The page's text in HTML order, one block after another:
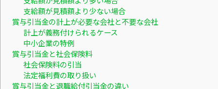
支給額が見積額より少ない場合
賞与引当金の計上が必要な会社と不要な会社
計上が義務付けられるケース
中小企業の特例
賞与引当金と社会保険料
社会保険料の引当
法定福利費の取り扱い
賞与引当金と退職給付引当金の違い